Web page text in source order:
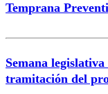
Temprana
Semana
tramitación del